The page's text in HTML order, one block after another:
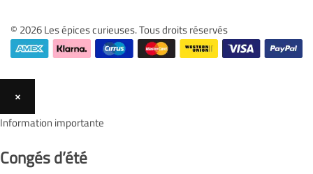
© 2026 Les épices curieuses. Tous droits réservés
×
Information importante
Congés d’été